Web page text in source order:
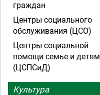
граждан
Центры социального
обслуживания (ЦСО)
Центры социальной
помощи семье и детям
(ЦСПСиД)
Культура